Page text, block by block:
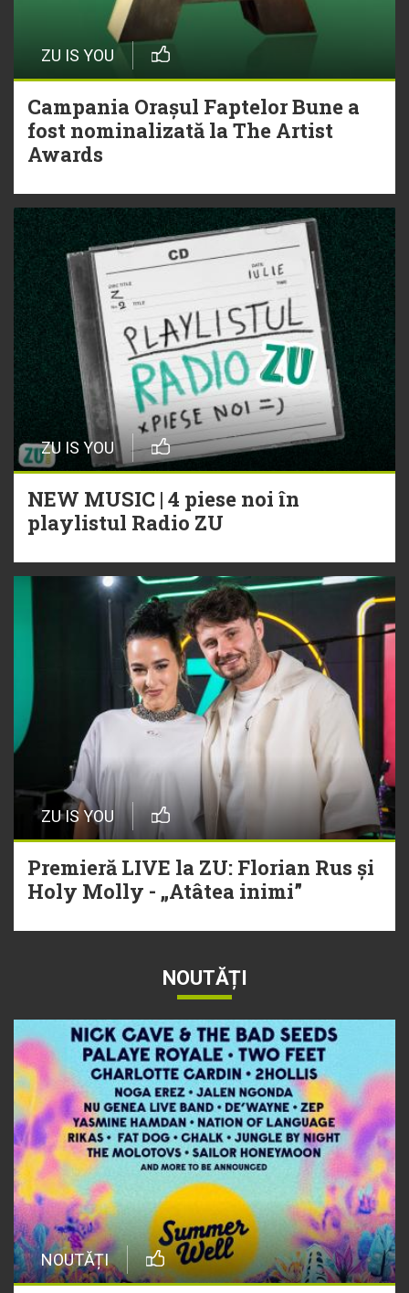
ZU IS YOU
Campania Orașul Faptelor Bune a
fost nominalizată la The Artist
Awards
ZU IS YOU
NEW MUSIC | 4 piese noi în
playlistul Radio ZU
ZU IS YOU
Premieră LIVE la ZU: Florian Rus și
Holy Molly - „Atâtea inimi”
NOUTĂȚI
NOUTĂȚI